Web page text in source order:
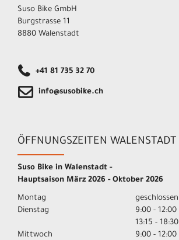
Suso Bike GmbH
Burgstrasse 11
8880 Walenstadt
+41 81 735 32 70
info@susobike.ch
ÖFFNUNGSZEITEN WALENSTADT
Suso Bike in Walenstadt -
Hauptsaison März 2026 - Oktober 2026
Montag
geschlossen
Dienstag
9:00 - 12:00
13:15 - 18:30
Mittwoch
9:00 - 12:00